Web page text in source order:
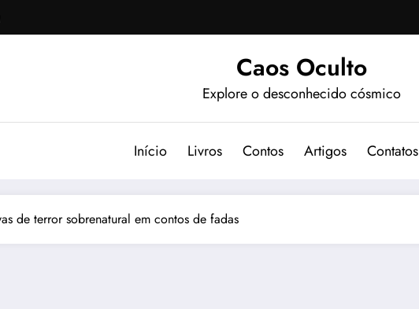
Caos Oculto
Explore o desconhecido cósmico
Início Livros Contos Artigos Contatos
de terror sobrenatural em contos de fadas